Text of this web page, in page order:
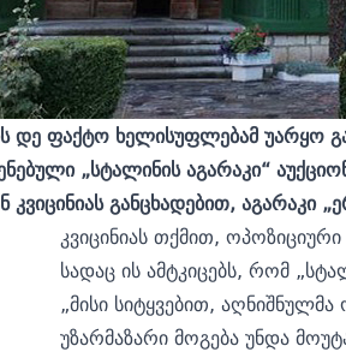
დე ფაქტო ხელისუფლებამ უარყო
„სტალინის აგარაკი“
განცხადებით, აგარაკი
კვიცინიას თქმით,
სადაც ის ამტკიცებს, რომ
„მისი სიტყვებით,
უზარმაზარი მოგება უნდა